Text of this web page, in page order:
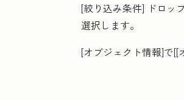
[絞り込み条件] ドロッ
選択します。
[オブジェクト情報]で[[